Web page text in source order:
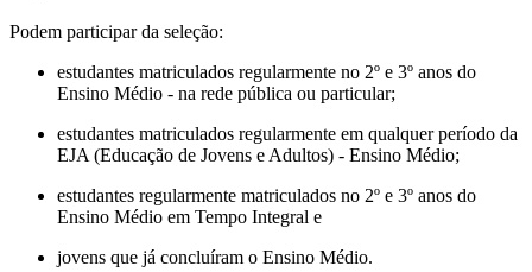
Podem participar da seleção:
estudantes matriculados regularmente no 2º e 3º anos do
Ensino Médio - na rede pública ou particular;
estudantes matriculados regularmente em qualquer período da
EJA (Educação de Jovens e Adultos) - Ensino Médio;
estudantes regularmente matriculados no 2º e 3º anos do
Ensino Médio em Tempo Integral e
jovens que já concluíram o Ensino Médio.